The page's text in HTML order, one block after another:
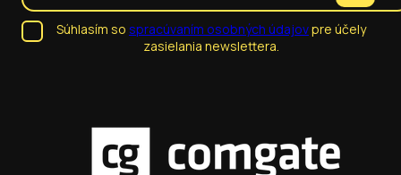
Súhlasím so spracúvaním osobných údajovpre účely
zasielania newslettera.